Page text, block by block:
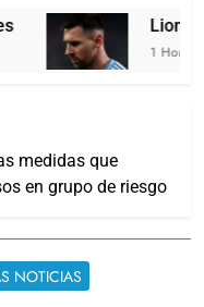
Lionel
1 Hora
medidas que
en grupo de riesgo
NOTICIAS